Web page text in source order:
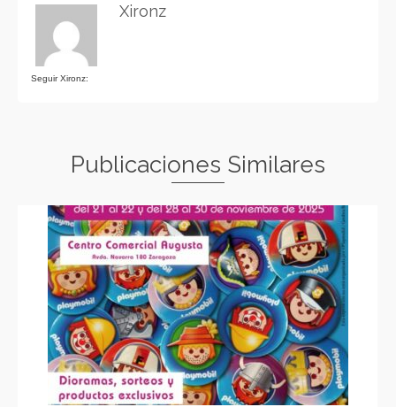
Seguir Xironz:
Xironz
Publicaciones Similares